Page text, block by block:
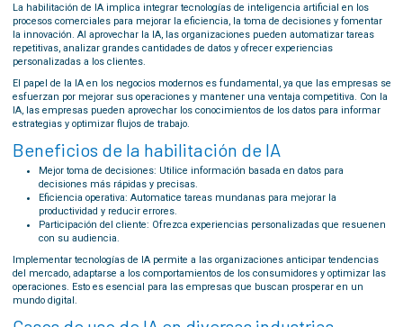
La habilitación de IA implica integrar tecnologías de inteligencia artificial en los
procesos comerciales para mejorar la eficiencia, la toma de decisiones y fomentar
la innovación. Al aprovechar la IA, las organizaciones pueden automatizar tareas
repetitivas, analizar grandes cantidades de datos y ofrecer experiencias
personalizadas a los clientes.
El papel de la IA en los negocios modernos es fundamental, ya que las empresas se
esfuerzan por mejorar sus operaciones y mantener una ventaja competitiva. Con la
IA, las empresas pueden aprovechar los conocimientos de los datos para informar
estrategias y optimizar flujos de trabajo.
Beneficios de la habilitación de IA
Mejor toma de decisiones: Utilice información basada en datos para
decisiones más rápidas y precisas.
Eficiencia operativa: Automatice tareas mundanas para mejorar la
productividad y reducir errores.
Participación del cliente: Ofrezca experiencias personalizadas que resuenen
con su audiencia.
Implementar tecnologías de IA permite a las organizaciones anticipar tendencias
del mercado, adaptarse a los comportamientos de los consumidores y optimizar las
operaciones. Esto es esencial para las empresas que buscan prosperar en un
mundo digital.